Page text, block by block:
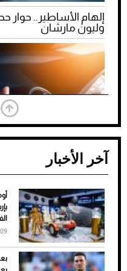
إلهام الأساطير..
وليون مارشان
ضعف تبريد مكيف
الأسباب والحلول
آخر الأخبار